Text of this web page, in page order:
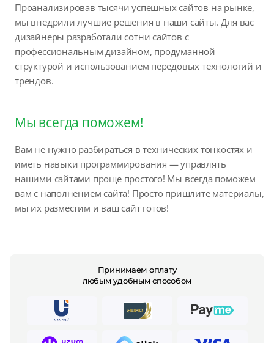
Проанализировав тысячи успешных сайтов на рынке,
мы внедрили лучшие решения в наши сайты. Для вас
дизайнеры разработали сотни сайтов с
профессиональным дизайном, продуманной
структурой и использованием передовых технологий и
трендов.
Мы всегда поможем!
Вам не нужно разбираться в технических тонкостях и
иметь навыки программирования — управлять
нашими сайтами проще простого! Мы всегда поможем
вам с наполнением сайта! Просто пришлите материалы,
мы их разместим и ваш сайт готов!
Принимаем оплату
любым удобным способом